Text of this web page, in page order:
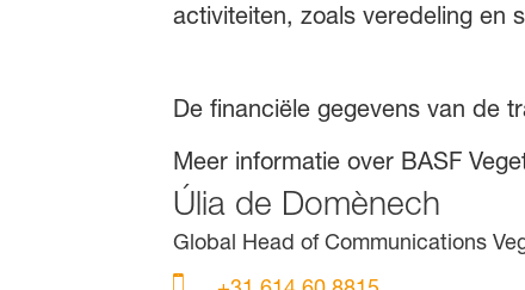
activiteiten, zoals veredeling en
De financiële gegevens van de
Meer informatie over BASF
Úlia de Domènech
Global Head of Communications